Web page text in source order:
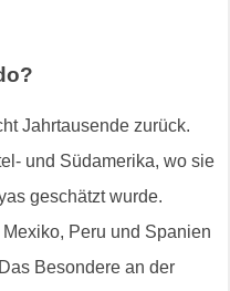
Jahrtausende zurück.
und Südamerika, wo sie
geschätzt wurde.
Peru und Spanien
Besondere an der